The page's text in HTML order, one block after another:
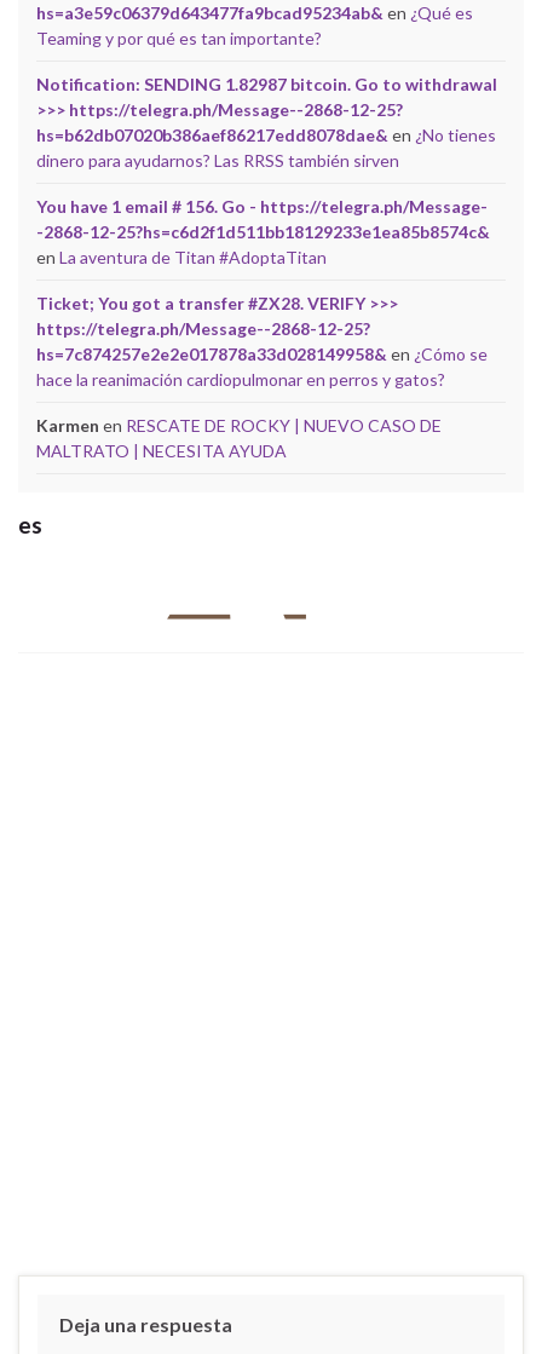
hs=a3e59c06379d643477fa9bcad95234ab& en ¿Qué es
Teaming y por qué es tan importante?
Notification: SENDING 1.82987 bitcoin. Go to withdrawal
>>> https://telegra.ph/Message--2868-12-25?
hs=b62db07020b386aef86217edd8078dae& en ¿No tienes
dinero para ayudarnos? Las RRSS también sirven
You have 1 email # 156. Go - https://telegra.ph/Message-
-2868-12-25?hs=c6d2f1d511bb18129233e1ea85b8574c&
en La aventura de Titan #AdoptaTitan
Ticket; You got a transfer #ZX28. VERIFY >>>
https://telegra.ph/Message--2868-12-25?
hs=7c874257e2e2e017878a33d028149958& en ¿Cómo se
hace la reanimación cardiopulmonar en perros y gatos?
Karmen en RESCATE DE ROCKY | NUEVO CASO DE
MALTRATO | NECESITA AYUDA
es
Deja una respuesta